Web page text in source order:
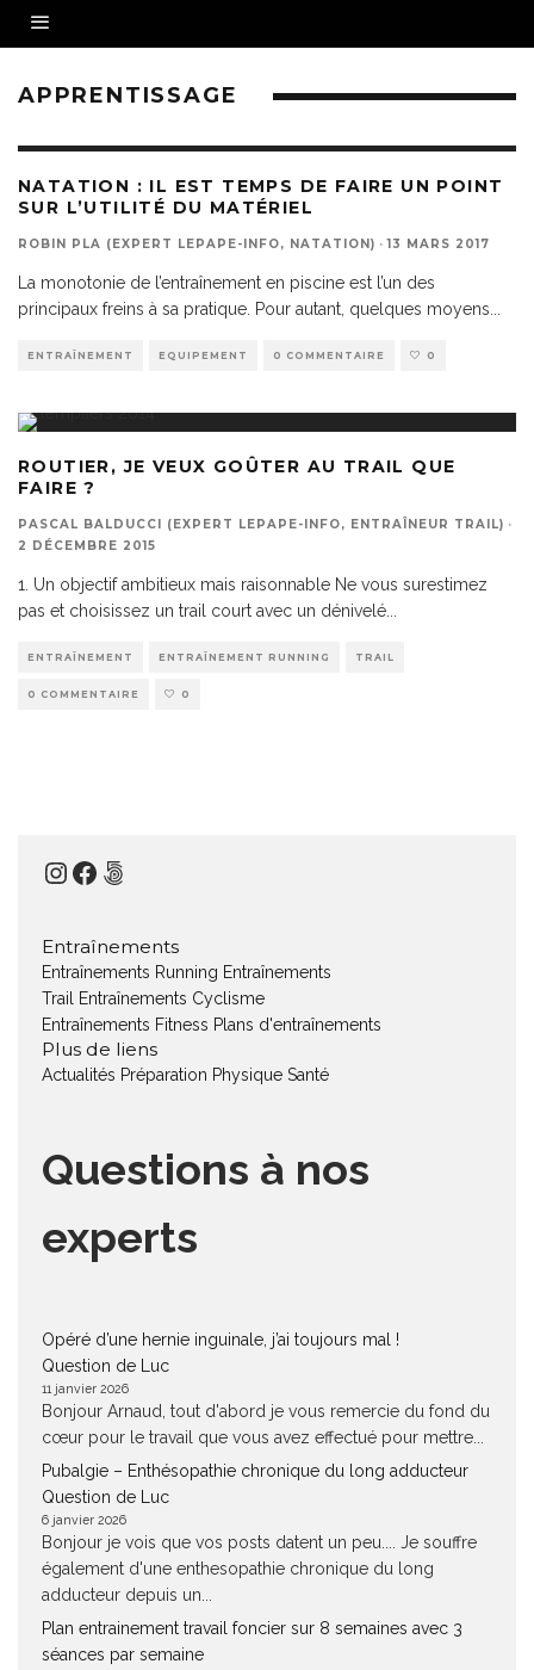
APPRENTISSAGE
NATATION : IL EST TEMPS DE FAIRE UN POINT
SUR L’UTILITÉ DU MATÉRIEL
ROBIN PLA (EXPERT LEPAPE-INFO, NATATION) · 13 MARS 2017
La monotonie de l’entraînement en piscine est l’un des
principaux freins à sa pratique. Pour autant, quelques moyens
ENTRAÎNEMENT EQUIPEMENT 0 COMMENTAIRE 0
ROUTIER, JE VEUX GOÛTER AU TRAIL QUE
FAIRE ?
PASCAL BALDUCCI (EXPERT LEPAPE-INFO, ENTRAÎNEUR TRAIL) ·
2 DÉCEMBRE 2015
1. Un objectif ambitieux mais raisonnable Ne vous surestimez
pas et choisissez un trail court avec un dénivelé
ENTRAÎNEMENT ENTRAÎNEMENT RUNNING TRAIL
0 COMMENTAIRE 0
Instagram
Facebook
500px
Entraînements
Entraînements Running Entraînements
Trail
Entraînements Cyclisme
Entraînements Fitness Plans d'entraînements
Plus de liens
Actualités Préparation Physique Santé
Questions à nos
experts
Opéré d’une hernie inguinale, j’ai toujours mal !
Question de Luc
11 janvier 2026
Bonjour Arnaud, tout d'abord je vous remercie du fond du
cœur pour le travail que vous avez effectué pour mettre...
Pubalgie – Enthésopathie chronique du long adducteur
Question de Luc
6 janvier 2026
Bonjour je vois que vos posts datent un peu.... Je souffre
également d'une enthesopathie chronique du long
adducteur depuis un...
Plan entrainement travail foncier sur 8 semaines avec 3
séances par semaine